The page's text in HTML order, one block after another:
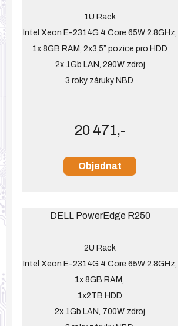
1U Rack
Intel Xeon E-2314G 4 Core 65W 2.8GHz,
1x 8GB RAM, 2x3,5” pozice pro HDD
2x 1Gb LAN, 290W zdroj
3 roky záruky NBD
20 471,-
Objednat
DELL PowerEdge R250
2U Rack
Intel Xeon E-2314G 4 Core 65W 2.8GHz,
1x 8GB RAM,
1x2TB HDD
2x 1Gb LAN, 700W zdroj